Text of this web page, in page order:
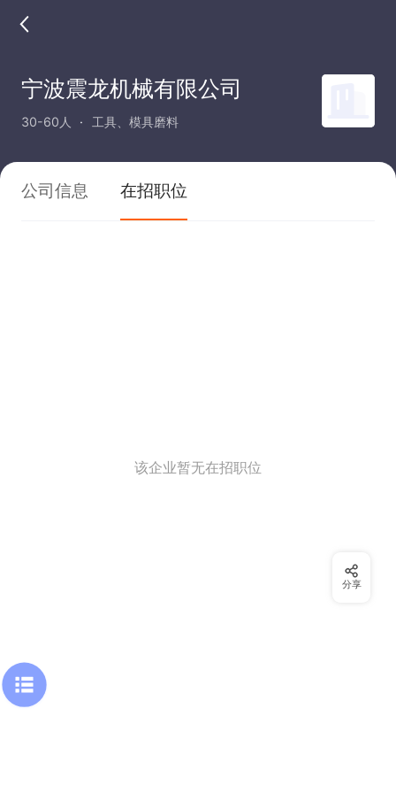
宁波震龙机械有限公司
30-60人 工具、模具磨料
公司信息 在招职位
该企业暂无在招职位
分享